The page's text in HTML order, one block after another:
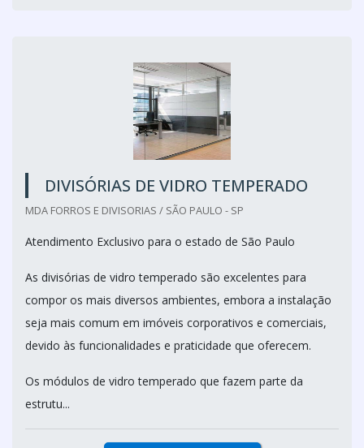
DIVISÓRIAS DE VIDRO TEMPERADO
MDA FORROS E DIVISORIAS / SÃO PAULO - SP
Atendimento Exclusivo para o estado de São Paulo
As divisórias de vidro temperado são excelentes para
compor os mais diversos ambientes, embora a instalação
seja mais comum em imóveis corporativos e comerciais,
devido às funcionalidades e praticidade que oferecem.
Os módulos de vidro temperado que fazem parte da
estrutu...